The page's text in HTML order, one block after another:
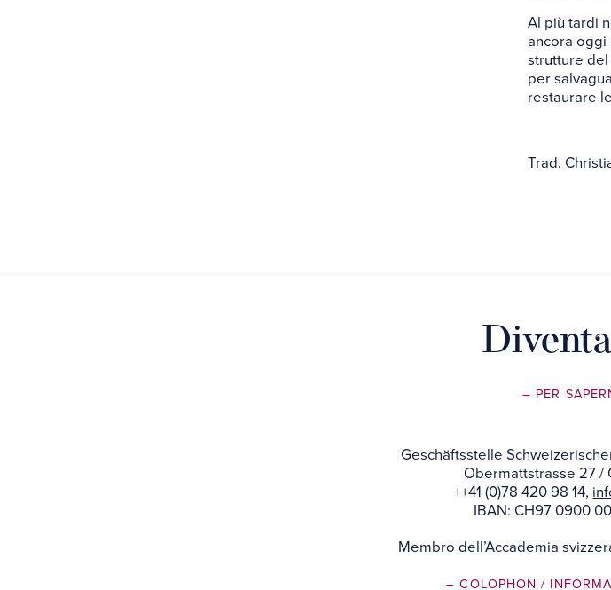
Al più tardi
ancora oggi
strutture
per
restaurare
Trad.
– PER
Geschäftsstelle
Obermattstrasse 27 /
++41 (0)78 420 98 14,
IBAN: CH97 0900
Membro dell’Accademia
– COLOPHON/